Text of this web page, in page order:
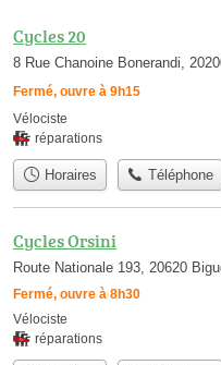
Cycles 20
8 Rue Chanoine Bonerandi,
Fermé, ouvre à 9h15
Vélociste
réparations
Horaires Téléphone
Cycles Orsini
Route Nationale 193, 20620
Fermé, ouvre à 8h30
Vélociste
réparations